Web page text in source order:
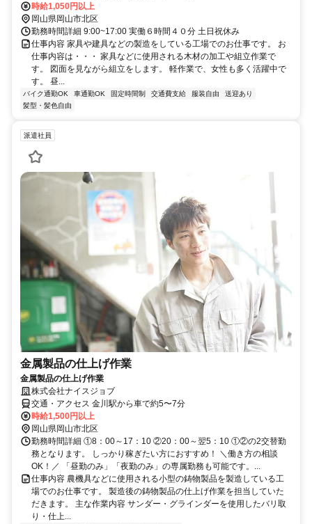
時給1,050円以上
岡山県岡山市北区
勤務時間詳細 9:00~17:00 実働６時間４０分 土日祝休み
仕事内容 家具や建具などの製造をしている工場でのお仕事です。 お
仕事内容は・・・ 家具などに使用される木材の加工や組立作業で
す。 図面を見ながら組立をします。 軽作業で、女性も多く活躍中で
す。 昼...
バイク通勤OK 車通勤OK 固定時間制 交通費支給 服装自由
送迎あり
髪型・髪色自由
派遣社員
金属製品の仕上げ作業
金属製品の仕上げ作業
株式会社ナイスジョブ
交通・アクセス 金川駅から車で約5〜7分
時給1,500円以上
岡山県岡山市北区
勤務時間詳細 ①8：00～17：10 ②20：00～翌5：10 ①②の2交替勤
務となります。 しっかり稼ぎたい方におすすめ！ ＼働き方の相談
OK！／ 「昼勤のみ」「夜勤のみ」の専属勤務も可能です。...
仕事内容 農機具などに使用される小型の鋳物製品を製造している工
場でのお仕事です。 製造後の鋳物製品の仕上げ作業を担当していた
だきます。 主な作業内容 サンダー・グラインダーを使用したバリ取
り・仕上...